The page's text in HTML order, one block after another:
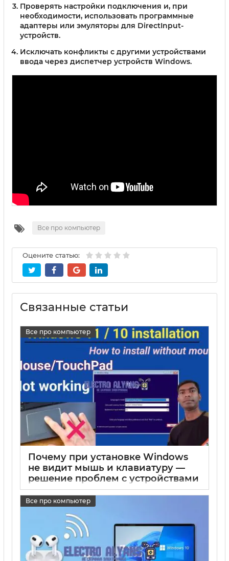
Проверять настройки подключения и, при
необходимости, использовать программные
адаптеры или эмуляторы для DirectInput-
устройств.
Исключать конфликты с другими устройствами
ввода через диспетчер устройств Windows.
Все про компьютер
Оцените статью:
Связанные статьи
Все про компьютер
Почему при установке Windows
не видит мышь и клавиатуру —
решение проблем с устройствами
ввода
17 05 2025 0
Все про компьютер